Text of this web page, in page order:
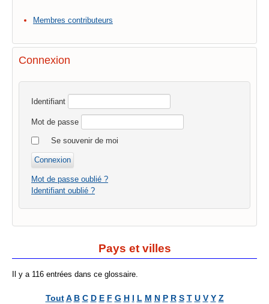
Membres contributeurs
Connexion
Identifiant
Mot de passe
Se souvenir de moi
Mot de passe oublié ?
Identifiant oublié ?
Pays et villes
Il y a 116 entrées dans ce glossaire.
Tout A B C D E F G H I L M N P R S T U V Y Z